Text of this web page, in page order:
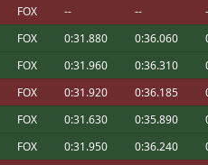
A mi me gustó tanto el Audi R8 que
verdad :-D
A mi también me gustó mucho el coche
*ganar
Yo no puedo correr las siguientes 3 así
campeonato 🤣
FOX -- --
FOX 0:31.880 0:36.060
FOX 0:31.960 0:36.310
FOX 0:31.920 0:36.185
FOX 0:31.630 0:35.890
FOX 0:31.950 0:36.240